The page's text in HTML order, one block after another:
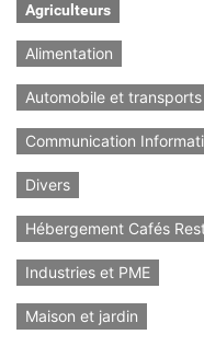
Agriculteurs
Alimentation
Automobile et transports
Communication
Divers
Hébergement Cafés
Industries et PME
Maison et jardin